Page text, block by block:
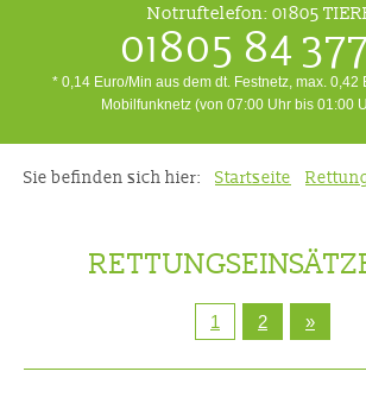
Notruftelefon: 01805
01805 84
* 0,14 Euro/Min aus dem dt. Festnetz, max. 0,42
Mobilfunknetz (von 07:00 Uhr bis 01:00
Sie befinden sich hier: Startseite
1 2 »